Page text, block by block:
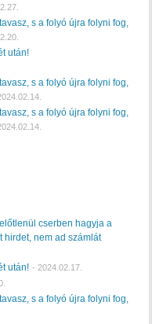
s a folyó újra folyni fog,
után!
s a folyó újra folyni fog,
s a folyó újra folyni fog,
cserben hagyja a
hirdet, nem ad számlát
után! - 2024.02.17.
s a folyó újra folyni fog,